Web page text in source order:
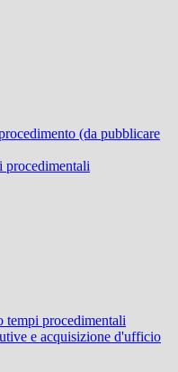
(da pubblicare
procedimentali
tempi procedimentali
e acquisizione d'ufficio